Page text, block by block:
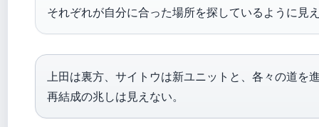
それぞれが自分に合った場所を探しているように見
上田は裏方、サイトウは新ユニットと、各々の道を
再結成の兆しは見えない。